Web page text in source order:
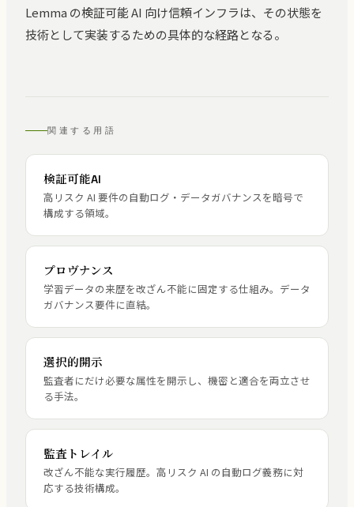
Lemma の検証可能 AI 向け信頼インフラは、その状態を
技術として実装するための具体的な経路となる。
関連する用語
検証可能AI
高リスク AI 要件の自動ログ・データガバナンスを暗号で
構成する領域。
プロヴナンス
学習データの来歴を改ざん不能に固定する仕組み。データ
ガバナンス要件に直結。
選択的開示
監査者にだけ必要な属性を開示し、機密と適合を両立させ
る手法。
監査トレイル
改ざん不能な実行履歴。高リスク AI の自動ログ義務に対
応する技術構成。